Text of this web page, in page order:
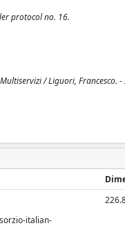
protocol no. 16.
/ Liguori, Francesco. -
italian-